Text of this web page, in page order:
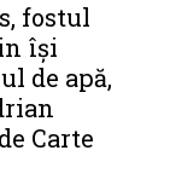
fostul
își
de apă,
Carte